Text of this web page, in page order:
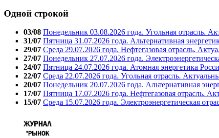
Одной строкой
03/08 Понедельник 03.08.2026 года. Угольная отрасль.
31/07 Пятница 31.07.2026 года. Альтернативная
29/07 Среда 29.07.2026 года. Нефтегазовая отрасль.
27/07 Понедельник 27.07.2026 года.
24/07 Пятница 24.07.2026 года. Атомная энергетика
22/07 Среда 22.07.2026 года. Угольная отрасль.
20/07 Понедельник 20.07.2026 года. Альтернативная
17/07 Пятница 17.07.2026 года. Нефтегазовая отрасль.
15/07 Среда 15.07.2026 года. Электроэнергетическая